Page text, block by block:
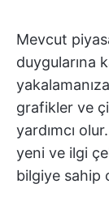
Mevcut
duygularına
grafikler ve
yardımcı
yeni ve ilgi
bilgiye sahip